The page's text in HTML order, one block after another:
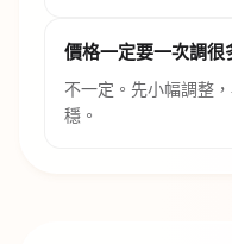
價格一定要一次調很
不一定。先小幅調整
穩。